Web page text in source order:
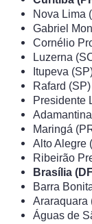
Nova Lima
Gabriel
Cornélio
Luzerna
Itupeva
Rafard
Presidente
Maringá
Alto Alegre
Ribeirão
Brasília
Barra
Araraquara
Águas de